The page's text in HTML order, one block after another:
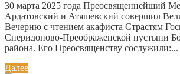
30 марта 2025 года Преосвященнейший
Ардатовский и Атяшевский совершил
Вечерню с чтением акафиста Страстям
Сперидоново-Преображенской пустыни
района. Его Преосвященству сослужили:...
Далее